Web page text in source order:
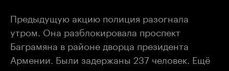
Предыдущую акцию полиция разогнала
утром. Она разблокировала проспект
Баграмяна в районе дворца президента
Армении. Были задержаны 237 человек. Ещё